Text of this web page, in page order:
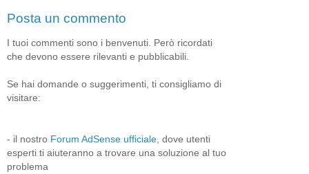
Posta un commento
I tuoi commenti sono i benvenuti. Però ricordati
che devono essere rilevanti e pubblicabili.
Se hai domande o suggerimenti, ti consigliamo di
visitare:
- il nostro Forum AdSense ufficiale , dove utenti
esperti ti aiuteranno a trovare una soluzione al tuo
problema